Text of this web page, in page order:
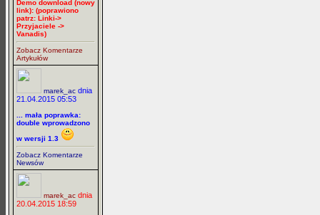
Demo download (nowy
link): (poprawiono
patrz: Linki->
Przyjaciele ->
Vanadis)
Zobacz Komentarze
Artykułów
marek_ac dnia
21.04.2015 05:53
... mała poprawka:
double wprowadzono
w wersji 1.3
Zobacz Komentarze
Newsów
marek_ac dnia
20.04.2015 18:59